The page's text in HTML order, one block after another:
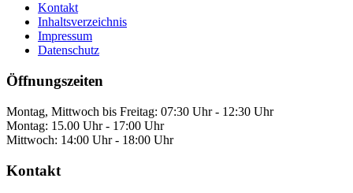
Kontakt
Inhaltsverzeichnis
Impressum
Datenschutz
Öffnungszeiten
Montag, Mittwoch bis Freitag: 07:30 Uhr - 12:30 Uhr
Montag: 15.00 Uhr - 17:00 Uhr
Mittwoch: 14:00 Uhr - 18:00 Uhr
Kontakt